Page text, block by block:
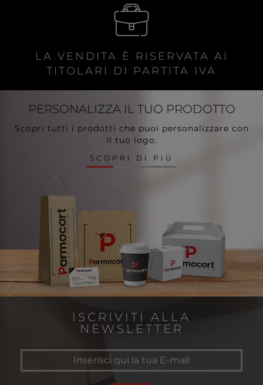
LA VENDITA È RISERVATA AI
TITOLARI DI PARTITA IVA
PERSONALIZZA IL TUO PRODOTTO
Scopri tutti i prodotti che puoi personalizzare con
il tuo logo.
SCOPRI DI PIÙ
ISCRIVITI ALLA
NEWSLETTER